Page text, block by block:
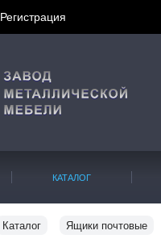
Регистрация
КАТАЛОГ
Каталог Ящики почтовые